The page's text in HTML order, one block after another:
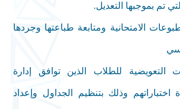
تم بموجبها التعديل.
الامتحانية ومتابعة طباعتها وجردها
التعويضية للطلاب الذين توافق إدارة
اختباراتهم وذلك بتنظيم الجداول وإعداد